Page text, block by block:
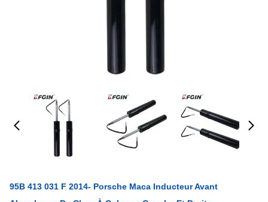
95B 413 031 F 2014- Porsche Maca Inducteur Avant